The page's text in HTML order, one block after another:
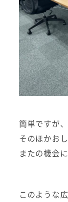
簡単ですが
そのほかお
またの機会
このような